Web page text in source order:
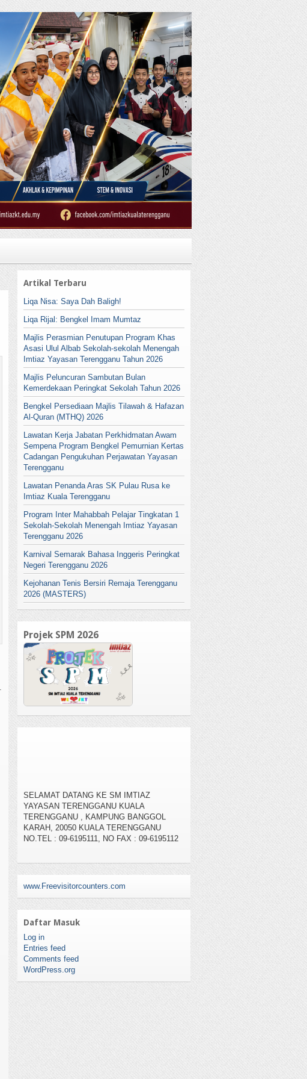
Artikal Terbaru
Liqa Nisa: Saya Dah Baligh!
Liqa Rijal: Bengkel Imam Mumtaz
Majlis Perasmian Penutupan Program Khas
Asasi Ulul Albab Sekolah-sekolah Menengah
Imtiaz Yayasan Terengganu Tahun 2026
Majlis Peluncuran Sambutan Bulan
Kemerdekaan Peringkat Sekolah Tahun 2026
Bengkel Persediaan Majlis Tilawah & Hafazan
Al-Quran (MTHQ) 2026
Lawatan Kerja Jabatan Perkhidmatan Awam
Sempena Program Bengkel Pemurnian Kertas
Cadangan Pengukuhan Perjawatan Yayasan
Terengganu
Lawatan Penanda Aras SK Pulau Rusa ke
Imtiaz Kuala Terengganu
Program Inter Mahabbah Pelajar Tingkatan 1
Sekolah-Sekolah Menengah Imtiaz Yayasan
Terengganu 2026
Karnival Semarak Bahasa Inggeris Peringkat
Negeri Terengganu 2026
Kejohanan Tenis Bersiri Remaja Terengganu
2026 (MASTERS)
Projek SPM 2026
TERENGGANU , KAMPUNG BANGGOL
KARAH, 20050 KUALA TERENGGANU
NO.TEL : 09-6195111, NO FAX : 09-6195112
www.Freevisitorcounters.com
Daftar Masuk
Log in
Entries feed
Comments feed
WordPress.org